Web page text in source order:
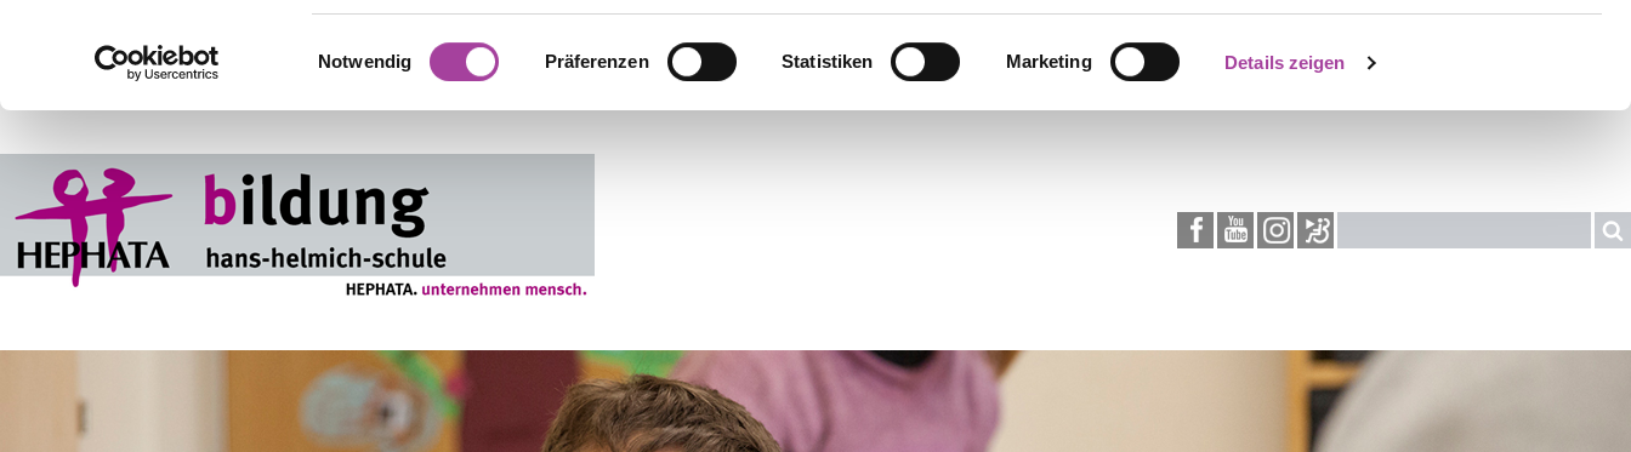
Einwilligungsauswahl
Notwendig Präferenzen Statistiken Marketing Details zeigen
- So
Youtube